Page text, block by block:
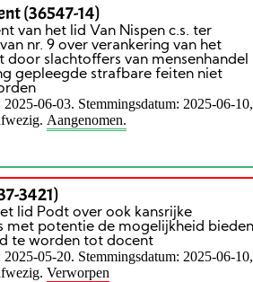
(36547-14)
van het lid Van Nispen c.s. ter
nr. 9 over verankering van het
door slachtoffers van mensenhandel
gepleegde strafbare feiten niet
06-03. Stemmingsdatum: 2025-06-10,
Aangenomen.
3421)
lid Podt over ook kansrijke
met potentie de mogelijkheid bieden
te worden tot docent
05-20. Stemmingsdatum: 2025-06-10,
Verworpen